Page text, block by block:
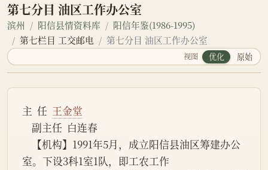
第七分目 油区工作办公室
滨州 阳信县情资料库
阳信年鉴(1986-1995)
第七栏目 工交邮电
第七分目 油区工作办公室
视图 优化 原始
主  任 王金堂
    副主任  白连春
室。下设3科1室1队，即工农工作